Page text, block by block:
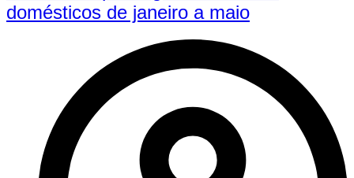
domésticos de janeiro a maio